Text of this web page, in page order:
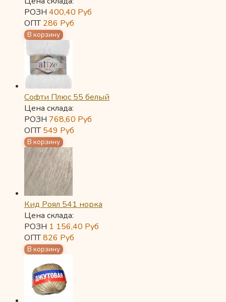
РОЗН 400,40 Руб
ОПТ286 Руб
Софти Плюс 55 белый
Цена склада:
РОЗН 768,60 Руб
ОПТ549 Руб
Кид Роял 541 норка
Цена склада:
РОЗН 1 156,40 Руб
ОПТ826 Руб